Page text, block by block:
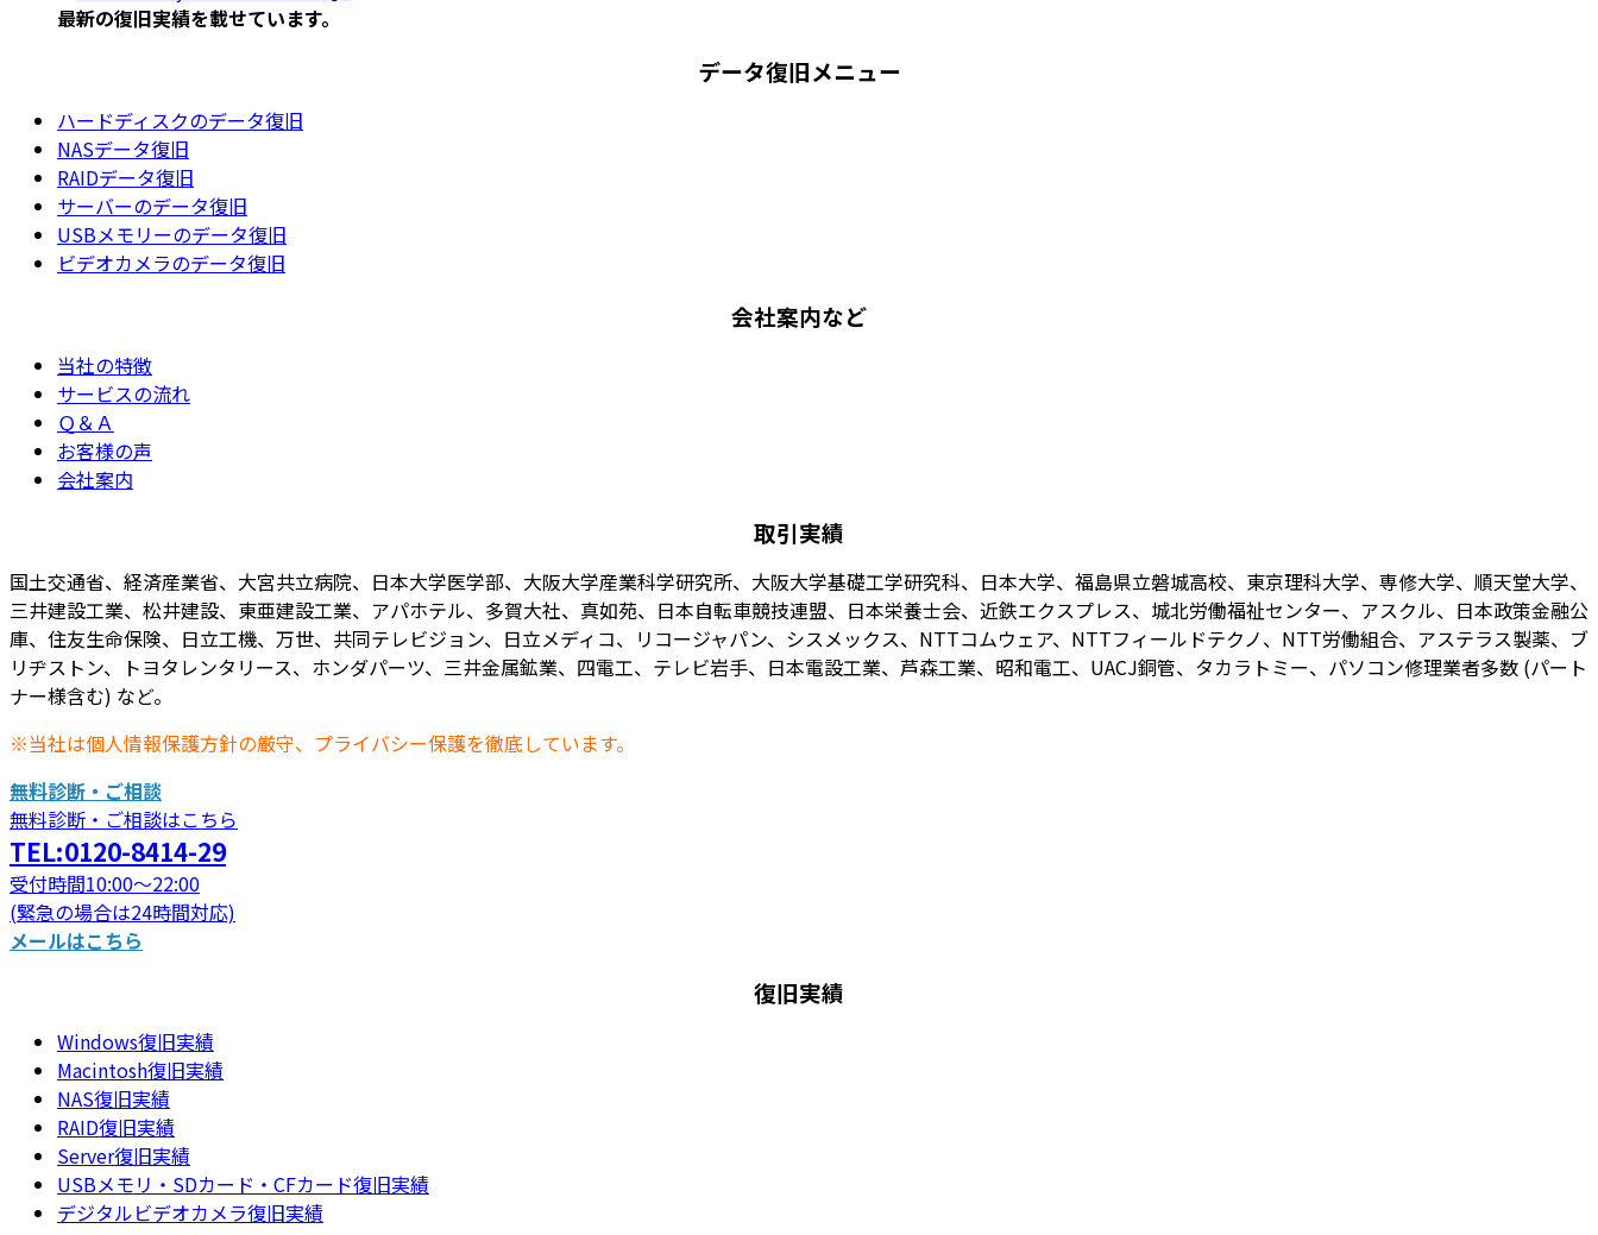
最新の復旧実績を載せています。
データ復旧メニュー
ハードディスクのデータ復旧
NASデータ復旧
RAIDデータ復旧
サーバーのデータ復旧
USBメモリーのデータ復旧
ビデオカメラのデータ復旧
会社案内など
当社の特徴
サービスの流れ
Ｑ＆Ａ
お客様の声
会社案内
取引実績
国土交通省、経済産業省、大宮共立病院、日本大学医学部、大阪大学産業科学研究所、大阪大学基礎工学研究科、日本大学、福島県立磐城高校、東京理科大学、専修大学、順天堂大学、
三井建設工業、松井建設、東亜建設工業、アパホテル、多賀大社、真如苑、日本自転車競技連盟、日本栄養士会、近鉄エクスプレス、城北労働福祉センター、アスクル、日本政策金融公
庫、住友生命保険、日立工機、万世、共同テレビジョン、日立メディコ、リコージャパン、シスメックス、NTTコムウェア、NTTフィールドテクノ、NTT労働組合、アステラス製薬、ブ
リヂストン、トヨタレンタリース、ホンダパーツ、三井金属鉱業、四電工、テレビ岩手、日本電設工業、芦森工業、昭和電工、UACJ銅管、タカラトミー、パソコン修理業者多数 (パート
ナー様含む) など。
※当社は個人情報保護方針の厳守、プライバシー保護を徹底しています。
無料診断・ご相談
無料診断・ご相談はこちら
TEL:0120-8414-29
受付時間10:00～22:00
(緊急の場合は24時間対応)
メールはこちら
復旧実績
Windows復旧実績
Macintosh復旧実績
NAS復旧実績
RAID復旧実績
Server復旧実績
USBメモリ・SDカード・CFカード復旧実績
デジタルビデオカメラ復旧実績